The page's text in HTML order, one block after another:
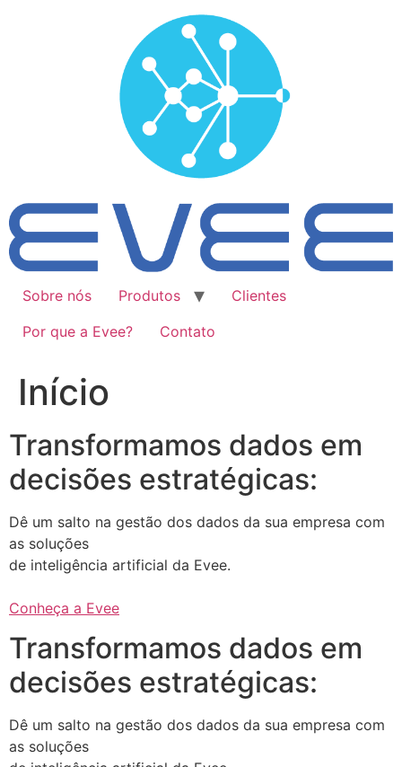
Sobre nós Produtos
Clientes
Por que a Evee?
Contato
Início
Transformamos dados em
decisões estratégicas:
Dê um salto na gestão dos dados da sua empresa com
as soluções
de inteligência artificial da Evee.
Conheça a Evee
Transformamos dados em
decisões estratégicas:
Dê um salto na gestão dos dados da sua empresa com
as soluções